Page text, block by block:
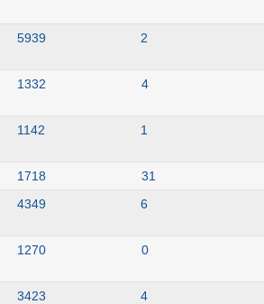
5939 2
1332 4
1142 1
1718 31
4349 6
1270 0
3423 4